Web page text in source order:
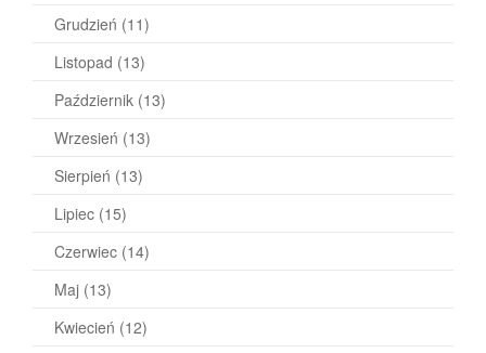
Grudzień (11)
Listopad (13)
Październik (13)
Wrzesień (13)
Sierpień (13)
Lipiec (15)
Czerwiec (14)
Maj (13)
Kwiecień (12)